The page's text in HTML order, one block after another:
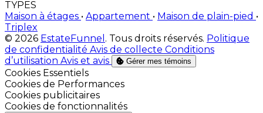
TYPES
Maison à étages • Appartement • Maison de plain-pied •
Triplex
© 2026 EstateFunnel . Tous droits réservés. Politique
de confidentialité Avis de collecte Conditions
d’utilisation Avis et avis Gérer mes témoins
Activer
Cookies Essentiels
Activer
Cookies de Performances
Activer
Cookies publicitaires
Activer
Cookies de fonctionnalités